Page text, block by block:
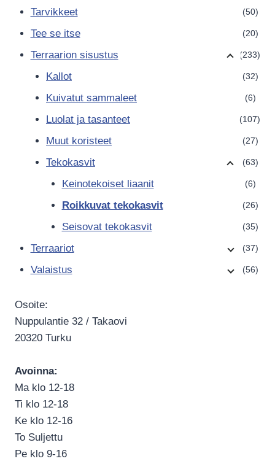
Tarvikkeet (50)
Tee se itse (20)
Terraarion sisustus (233)
Kallot (32)
Kuivatut sammaleet (6)
Luolat ja tasanteet (107)
Muut koristeet (27)
Tekokasvit (63)
Keinotekoiset liaanit (6)
Roikkuvat tekokasvit (26)
Seisovat tekokasvit (35)
Terraariot (37)
Valaistus (56)
Osoite:
Nuppulantie 32 / Takaovi
20320 Turku
Avoinna:
Ma klo 12-18
Ti klo 12-18
Ke klo 12-16
To Suljettu
Pe klo 9-16